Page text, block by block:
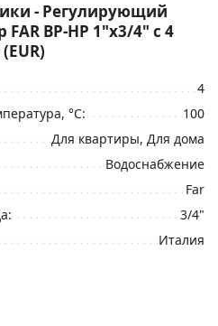
- Регулирующий
ВР-НР 1"х3/4" с 4
4
°С:
100
Для квартиры, Для дома
Водоснабжение
Far
3/4"
Италия